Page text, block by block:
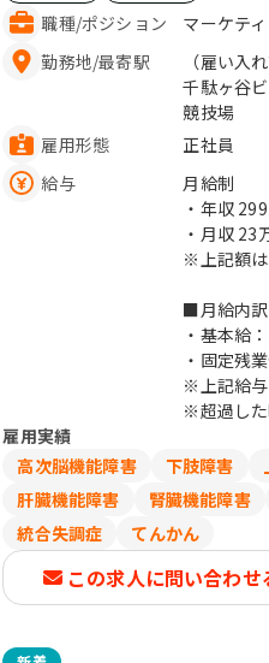
職種/ポジション
マーケテ
勤務地/最寄駅
（雇い入
千駄ヶ谷ビル 2・3・4階 （変更
競技場
雇用形態
正社員
給与
月給制
・年収
・月収 23
※上記額は
■月給内訳
・基本給
・固定残
※上記給与
※超過した
雇用実績
高次脳機能障害
下肢障害
肝臓機能障害
腎臓機能障害
統合失調症
てんかん
この求人に問い合わせ